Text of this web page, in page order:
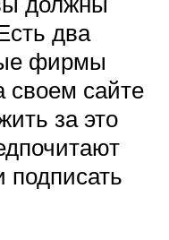
два
фирмы
своем сайте
за это
подписать